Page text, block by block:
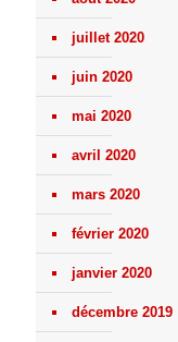
juillet 2020
juin 2020
mai 2020
avril 2020
mars 2020
février 2020
janvier 2020
décembre 2019